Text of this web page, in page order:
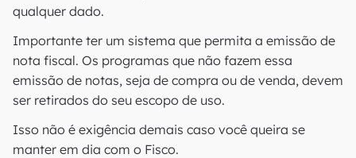
qualquer dado.
Importante ter um sistema que permita a emissão de
nota fiscal. Os programas que não fazem essa
emissão de notas, seja de compra ou de venda, devem
ser retirados do seu escopo de uso.
Isso não é exigência demais caso você queira se
manter em dia com o Fisco.